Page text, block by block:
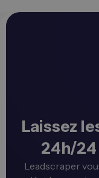
Laissez
24h/
Leadscraper